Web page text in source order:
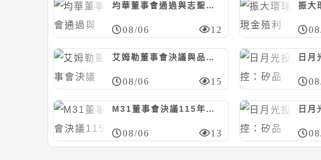
均華董事會通過與志聖等共同投資設立馬來西亞合資公司，計280萬美元/持股20%
08/06 12
艾姆勒董事會決議與品傑光電合資設立公司，冀加速光通訊產品發展
08/06 15
M31董事會決議115年第1次私募53萬股、每股353元，應募人信驊
08/06 13